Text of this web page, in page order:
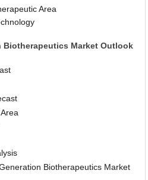
Area
Biotherapeutics Market Outlook
Biotherapeutics Market